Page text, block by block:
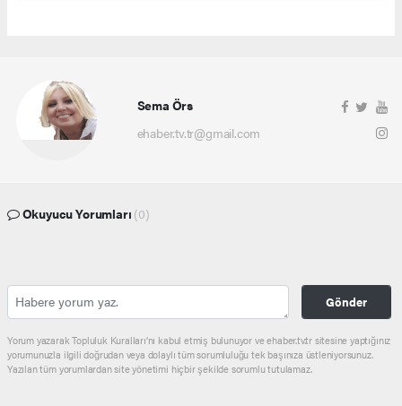
Sema Örs
ehaber.tv.tr@gmail.com
Okuyucu Yorumları (0)
Gönder
Yorum yazarak Topluluk Kuralları’nı kabul etmiş bulunuyor ve ehaber.tv.tr sitesine yaptığınız
yorumunuzla ilgili doğrudan veya dolaylı tüm sorumluluğu tek başınıza üstleniyorsunuz.
Yazılan tüm yorumlardan site yönetimi hiçbir şekilde sorumlu tutulamaz.